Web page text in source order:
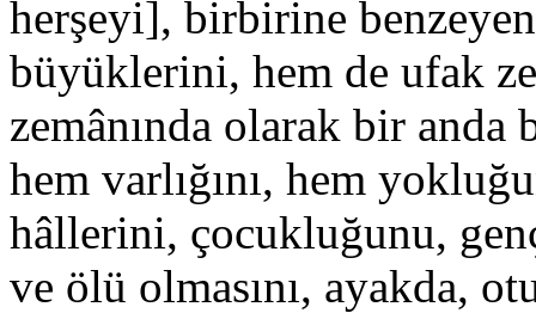
herşeyi], birbirine
büyüklerini, hem de ufak
zemânında olarak bir
hem varlığını, hem
hâllerini, çocukluğunu,
ve ölü olmasını, ayakda,